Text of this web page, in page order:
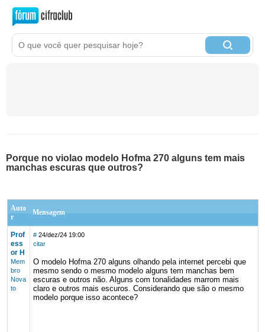
Porque no violao modelo Hofma 270 alguns tem mais
manchas escuras que outros?
Auto
r
Mensagem
Prof
ess
or H
Mem
bro
Nova
to
# 24/dez/24 19:00
citar
O modelo Hofma 270 alguns olhando pela internet percebi que
mesmo sendo o mesmo modelo alguns tem manchas bem
escuras e outros não. Alguns com tonalidades marrom mais
claro e outros mais escuros. Considerando que são o mesmo
modelo porque isso acontece?